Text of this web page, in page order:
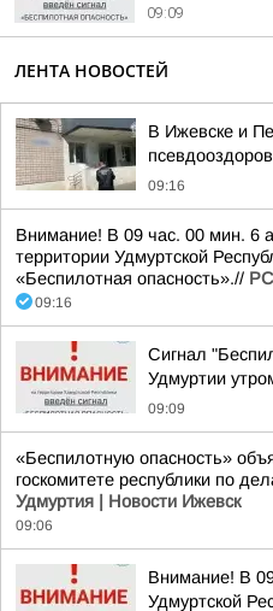
09:09
ЛЕНТА НОВОСТЕЙ
В Ижевске и
09:16
Внимание! В 09 час. 00 мин. 6
территории Удмуртской
«Беспилотная опасность».//
09:16
Сигнал
Удмуртии
09:09
«Беспилотную опасность»
госкомитете республики по
Удмуртия | Новости Ижевск
09:06
Внимание! В
Удмуртской